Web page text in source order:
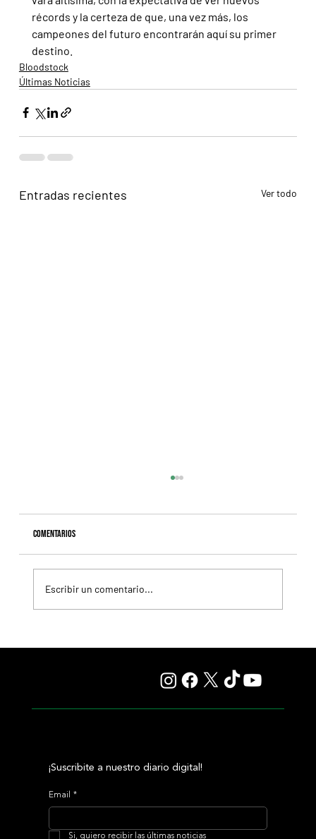
récords y la certeza de que, una vez más, los
campeones del futuro encontrarán aquí su primer
destino.
Bloodstock
Últimas Noticias
Entradas recientes Ver todo
Comentarios
Escribir un comentario...
¡Suscribite a nuestro diario digital!
Email *
Si, quiero recibir las últimas noticias